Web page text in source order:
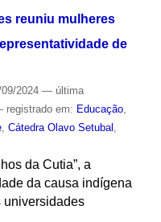
reuniu mulheres
de
2024 — última
registrado em: Educação,
, Cátedra Olavo Setubal
da Cutia”, a
da causa indígena
universidades